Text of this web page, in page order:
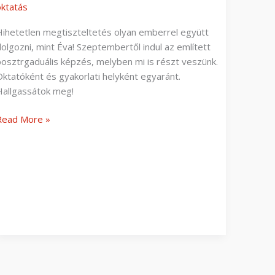
megtiszteltetés olyan emberrel együtt
mint Éva! Szeptembertől indul az említett
képzés, melyben mi is részt veszünk.
és gyakorlati helyként egyaránt.
meg!
More »